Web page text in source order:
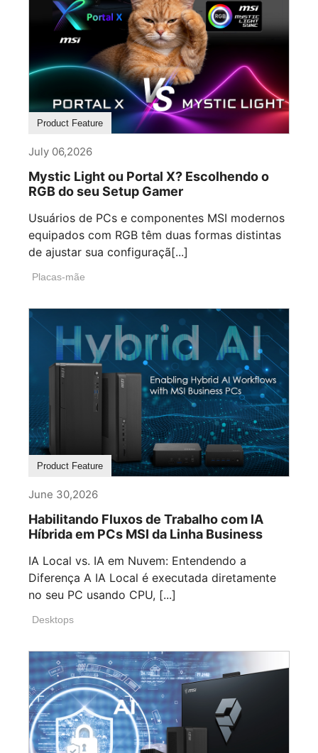
Product Feature
July 06,2026
Mystic Light ou Portal X? Escolhendo o
RGB do seu Setup Gamer
Usuários de PCs e componentes MSI modernos
equipados com RGB têm duas formas distintas
de ajustar sua configuraçã[...]
Placas-mãe
Product Feature
June 30,2026
Habilitando Fluxos de Trabalho com IA
Híbrida em PCs MSI da Linha Business
IA Local vs. IA em Nuvem: Entendendo a
Diferença A IA Local é executada diretamente
no seu PC usando CPU, [...]
Desktops